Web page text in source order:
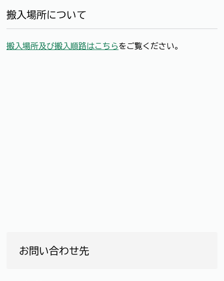
搬入場所について
搬入場所及び搬入順路はこちらをご覧ください。
お問い合わせ先